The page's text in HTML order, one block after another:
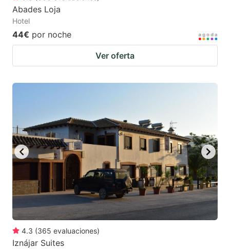
Abades Loja
Hotel
44€ por noche
Ver oferta
4.3 (365 evaluaciones)
Iznájar Suites